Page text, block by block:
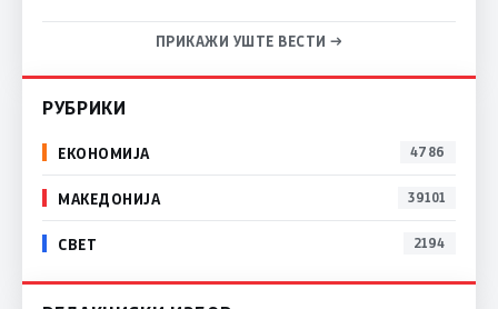
ПРИКАЖИ УШТЕ ВЕСТИ →
РУБРИКИ
ЕКОНОМИЈА 4786
МАКЕДОНИЈА 39101
СВЕТ 2194